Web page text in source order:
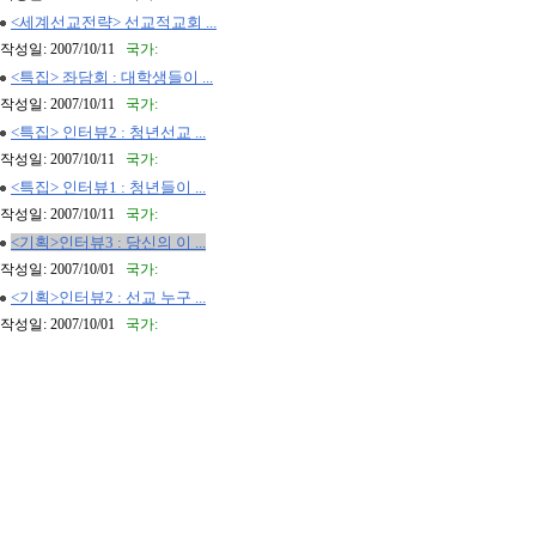
<세계선교전략> 선교적교회 ...
작성일: 2007/10/11 국가:
<특집> 좌담회 : 대학생들이 ...
작성일: 2007/10/11 국가:
<특집> 인터뷰2 : 청년선교 ...
작성일: 2007/10/11 국가:
<특집> 인터뷰1 : 청년들이 ...
작성일: 2007/10/11 국가:
<기획>인터뷰3 : 당신의 이 ...
작성일: 2007/10/01 국가:
<기획>인터뷰2 : 선교 누구 ...
작성일: 2007/10/01 국가: